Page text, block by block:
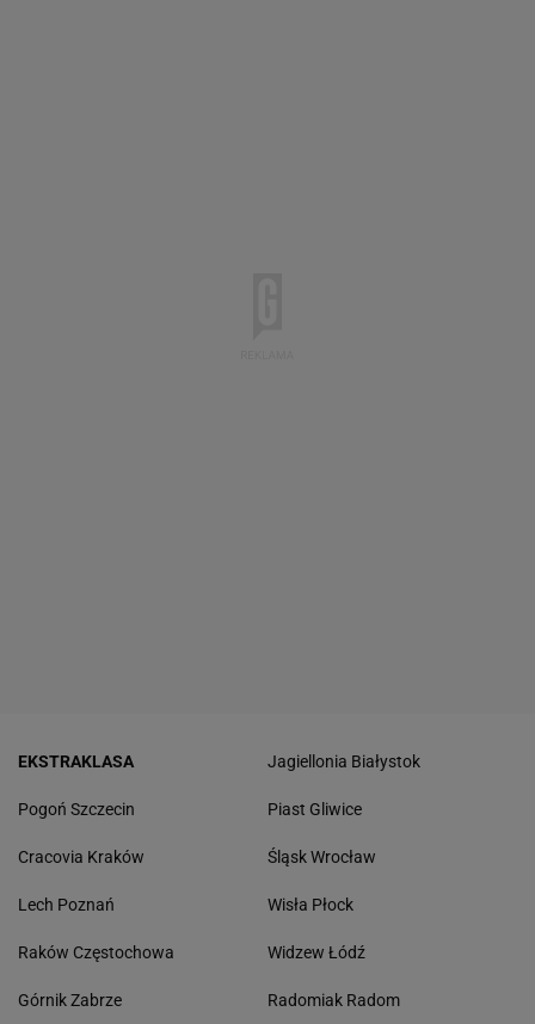
EKSTRAKLASA
Pogoń Szczecin
Cracovia Kraków
Lech Poznań
Raków Częstochowa
Górnik Zabrze
Jagiellonia Białystok
Piast Gliwice
Śląsk Wrocław
Wisła Płock
Widzew Łódź
Radomiak Radom